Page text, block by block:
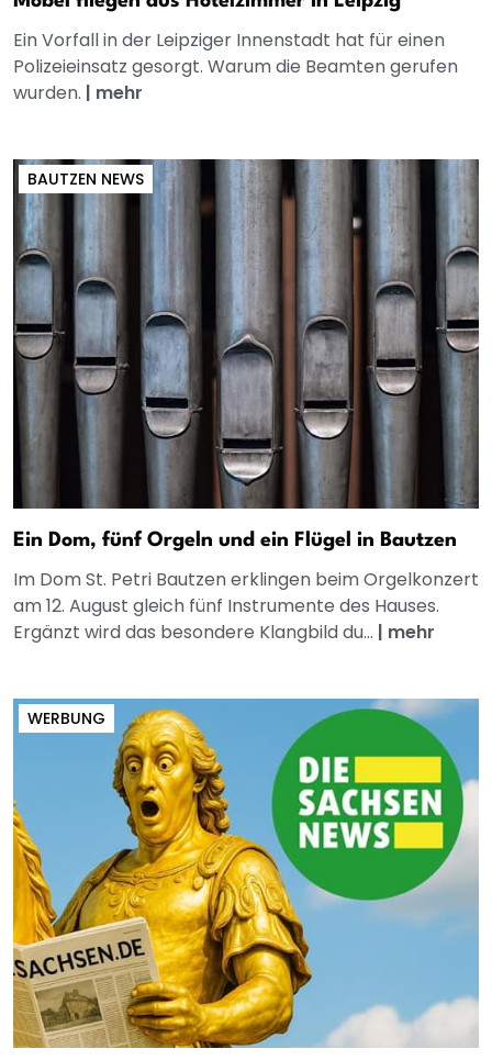
Ein Vorfall in der Leipziger Innenstadt hat für einen
Polizeieinsatz gesorgt. Warum die Beamten gerufen
wurden. | mehr
BAUTZEN NEWS
Ein Dom, fünf Orgeln und ein Flügel in Bautzen
Im Dom St. Petri Bautzen erklingen beim Orgelkonzert
am 12. August gleich fünf Instrumente des Hauses.
Ergänzt wird das besondere Klangbild du... | mehr
WERBUNG